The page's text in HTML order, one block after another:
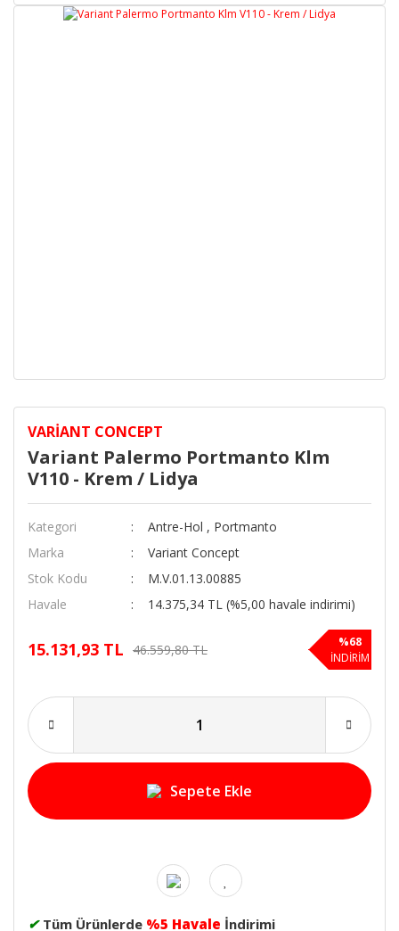
VARIANT CONCEPT
Variant Palermo Portmanto Klm
V110 - Krem / Lidya
Kategori Antre-Hol , Portmanto
Marka
Variant Concept
Stok Kodu
M.V.01.13.00885
Havale
14.375,34 TL (%5,00 havale indirimi)
15.131,93 TL 46.559,80 TL
%68
İNDİRİM
Sepete Ekle
✔ Tüm Ürünlerde %5 Havale İndirimi